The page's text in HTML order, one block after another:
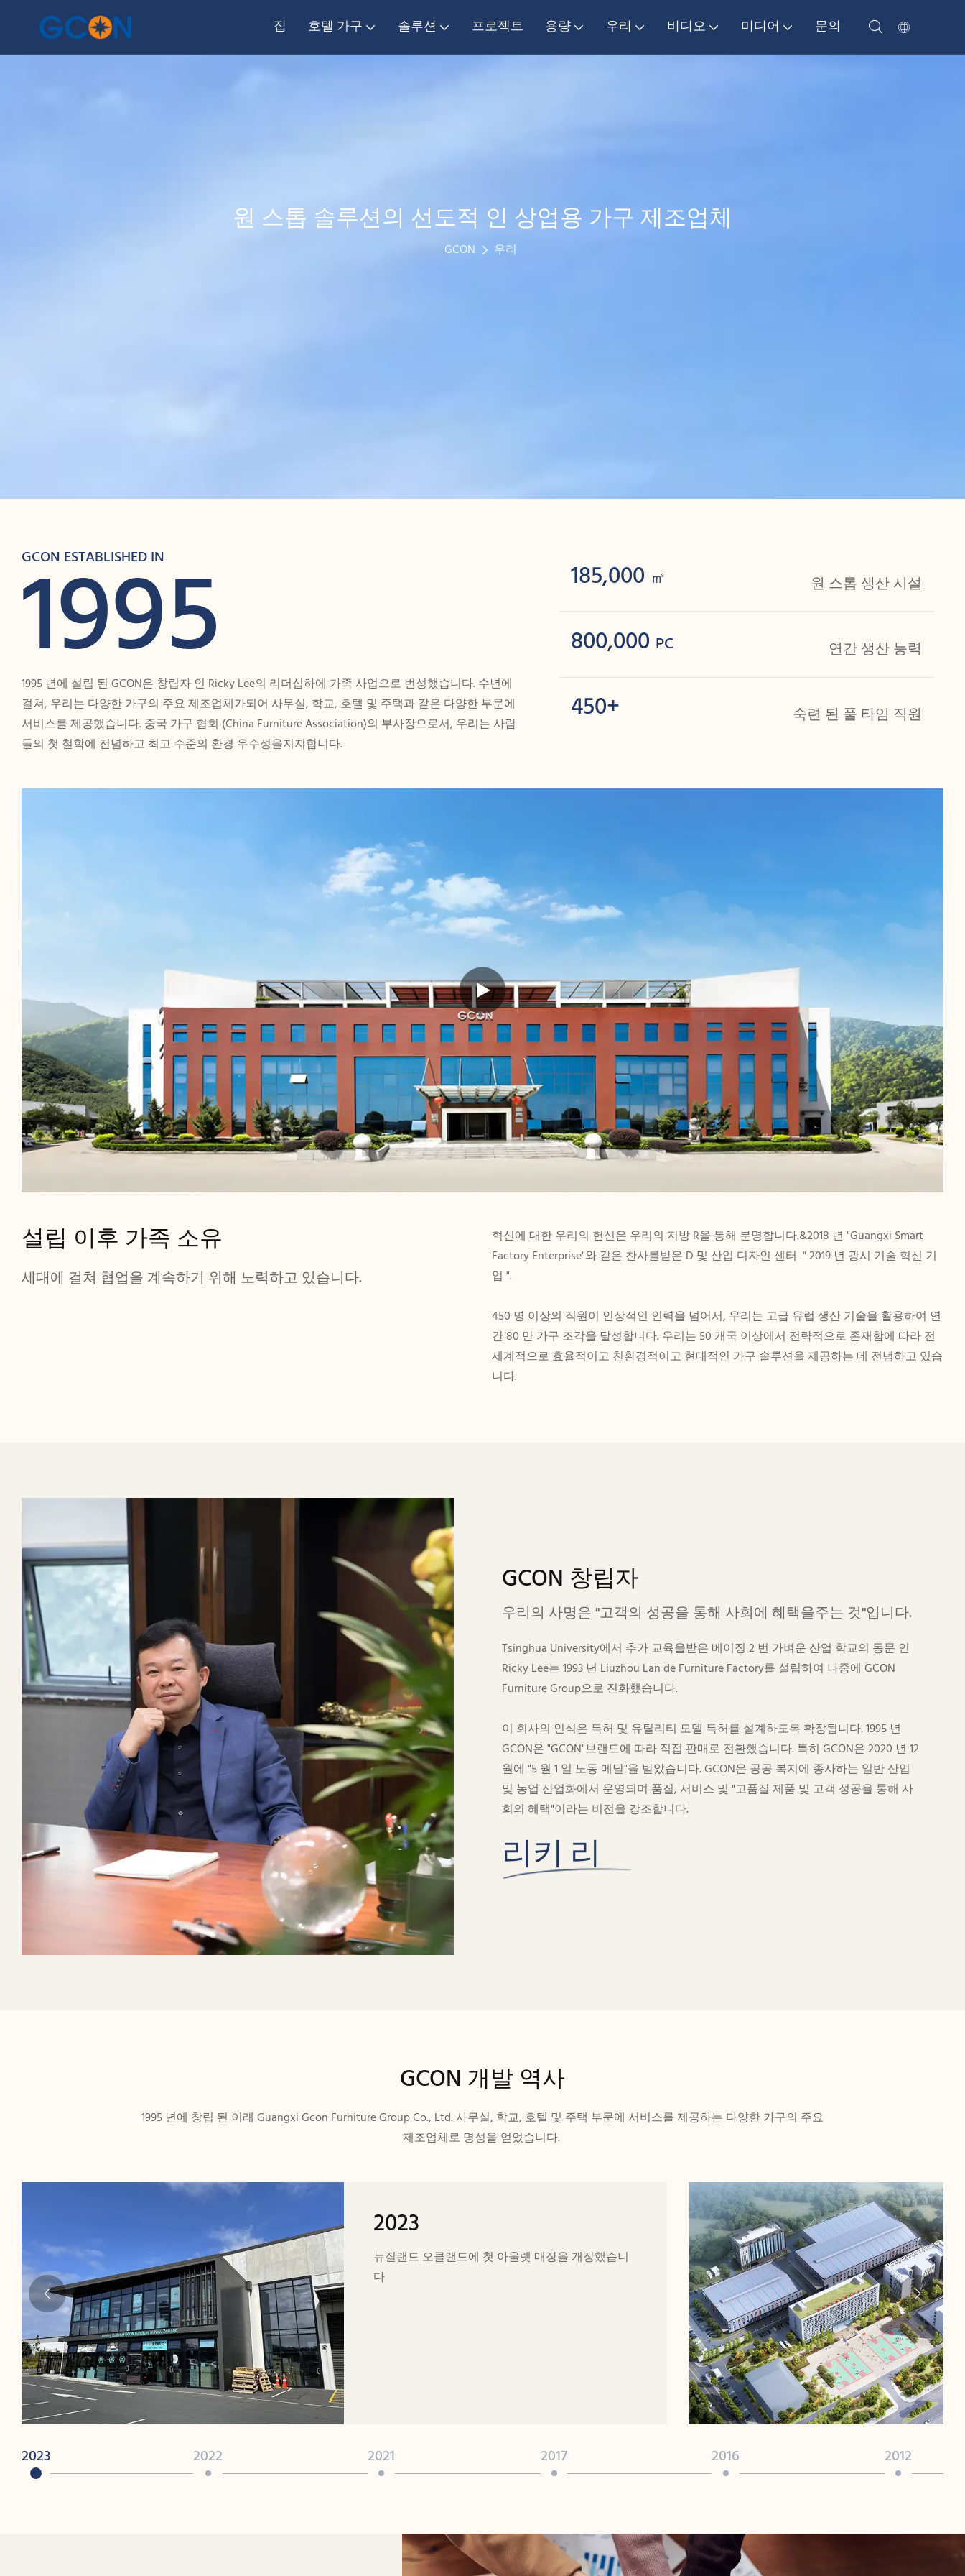
집 호텔 가구 솔루션 프로젝트 용량 우리 비디오 미디어 문의
원 스톱 솔루션의 선도적 인 상업용 가구 제조업체
GCON 우리
GCON ESTABLISHED IN
1995
1995 년에 설립 된 GCON은 창립자 인 Ricky Lee의 리더십하에 가족 사업으로 번성했습니다. 수년에
걸쳐, 우리는 다양한 가구의 주요 제조업체가되어 사무실, 학교, 호텔 및 주택과 같은 다양한 부문에
서비스를 제공했습니다. 중국 가구 협회 (China Furniture Association)의 부사장으로서, 우리는 사람
들의 첫 철학에 전념하고 최고 수준의 환경 우수성을지지합니다.
185,000 ㎡ 원 스톱 생산 시설
800,000 PC 연간 생산 능력
450+ 숙련 된 풀 타임 직원
설립 이후 가족 소유
세대에 걸쳐 협업을 계속하기 위해 노력하고 있습니다.
혁신에 대한 우리의 헌신은 우리의 지방 R을 통해 분명합니다.&2018 년 "Guangxi Smart
Factory Enterprise"와 같은 찬사를받은 D 및 산업 디자인 센터 "2019 년 광시 기술 혁신 기
업 ".
450 명 이상의 직원이 인상적인 인력을 넘어서, 우리는 고급 유럽 생산 기술을 활용하여 연
간 80 만 가구 조각을 달성합니다. 우리는 50 개국 이상에서 전략적으로 존재함에 따라 전
세계적으로 효율적이고 친환경적이고 현대적인 가구 솔루션을 제공하는 데 전념하고 있습
니다.
GCON 창립자
우리의 사명은 "고객의 성공을 통해 사회에 혜택을주는 것"입니다.
Tsinghua University에서 추가 교육을받은 베이징 2 번 가벼운 산업 학교의 동문 인
Ricky Lee는 1993 년 Liuzhou Lan de Furniture Factory를 설립하여 나중에 GCON
Furniture Group으로 진화했습니다.
이 회사의 인식은 특허 및 유틸리티 모델 특허를 설계하도록 확장됩니다. 1995 년
GCON은 "GCON"브랜드에 따라 직접 판매로 전환했습니다. 특히 GCON은 2020 년 12
월에 "5 월 1 일 노동 메달"을 받았습니다. GCON은 공공 복지에 종사하는 일반 산업
및 농업 산업화에서 운영되며 품질, 서비스 및 "고품질 제품 및 고객 성공을 통해 사
회의 혜택"이라는 비전을 강조합니다.
리키 리
GCON 개발 역사
1995 년에 창립 된 이래 Guangxi Gcon Furniture Group Co., Ltd. 사무실, 학교, 호텔 및 주택 부문에 서비스를 제공하는 다양한 가구의 주요
제조업체로 명성을 얻었습니다.
2023
뉴질랜드 오클랜드에 첫 아울렛 매장을 개장했습니
다
2023 2022 2021 2017 2016 2012